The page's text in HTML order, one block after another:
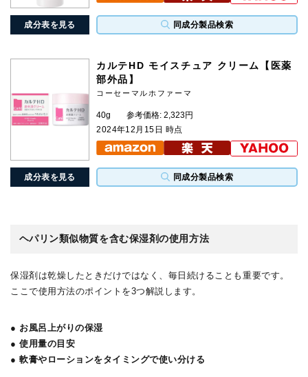
成分表を見る 同成分製品検索
成分表を見る 同成分製品検索
カルテHD モイスチュア クリーム【医薬
部外品】
コーセーマルホファーマ
40g
参考価格: 2,323円
2024年12月15日 時点
ヘパリン類似物質を含む保湿剤の使用方法
保湿剤は乾燥したときだけではなく、毎日続けることも重要です。
ここで使用方法のポイントを3つ解説します。
● お風呂上がりの保湿
● 使用量の目安
● 軟膏やローションをタイミングで使い分ける